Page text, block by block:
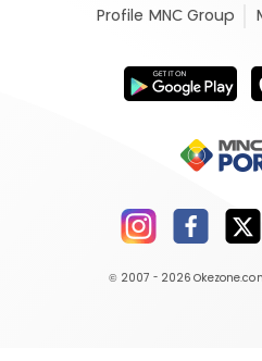
Profile MNC Group
© 2007 - 2026